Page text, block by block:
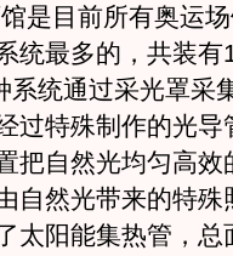
目前所有奥运场
统最多的，共装有
系统通过采光罩采
过特殊制作的光导
把自然光均匀高效
自然光带来的特殊
太阳能集热管，总